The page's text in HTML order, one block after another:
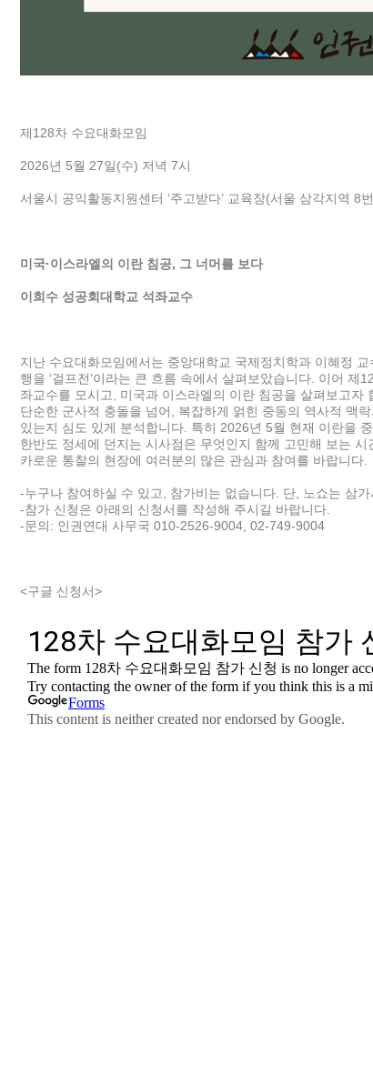
제128차 수요대화모임
2026년 5월 27일(수) 저녁 7시
서울시 공익활동지원센터 ‘주고받다’ 교육장(서울 삼각지역 8
미국·이스라엘의 이란 침공, 그 너머를 보다
이희수 성공회대학교 석좌교수
지난 수요대화모임에서는 중앙대학교 국제정치학과 이혜정
행을 ‘걸프전’이라는 큰 흐름 속에서 살펴보았습니다. 이어 제
좌교수를 모시고, 미국과 이스라엘의 이란 침공을 살펴보고자
단순한 군사적 충돌을 넘어, 복잡하게 얽힌 중동의 역사적 맥
있는지 심도 있게 분석합니다. 특히 2026년 5월 현재 이란을
한반도 정세에 던지는 시사점은 무엇인지 함께 고민해 보는
카로운 통찰의 현장에 여러분의 많은 관심과 참여를 바랍니다.
-누구나 참여하실 수 있고, 참가비는 없습니다. 단, 노쇼는 삼
-참가 신청은 아래의 신청서를 작성해 주시길 바랍니다.
-문의: 인권연대 사무국 010-2526-9004, 02-749-9004
<구글 신청서>